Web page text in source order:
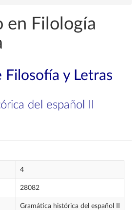
en Filología
Filosofía y Letras
del español II
4
28082
Gramática histórica del español II